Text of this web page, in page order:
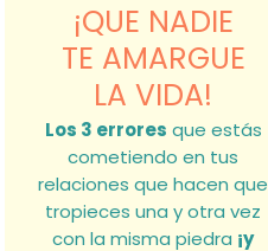
¡QUE NADIE
TE AMARGUE
LA VIDA!
Los 3 errores que estás
cometiendo en tus
relaciones que hacen que
tropieces una y otra vez
con la misma piedra ¡y